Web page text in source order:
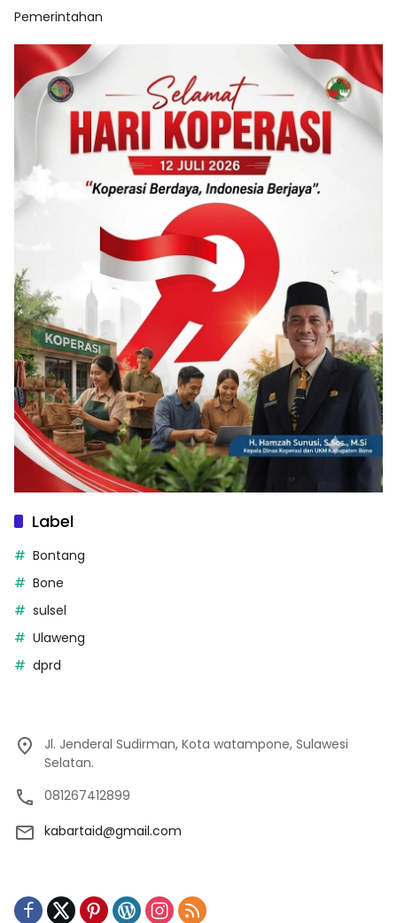
Pemerintahan
Label
Bontang
Bone
sulsel
Ulaweng
dprd
Jl. Jenderal Sudirman, Kota watampone, Sulawesi
Selatan.
081267412899
kabartaid@gmail.com